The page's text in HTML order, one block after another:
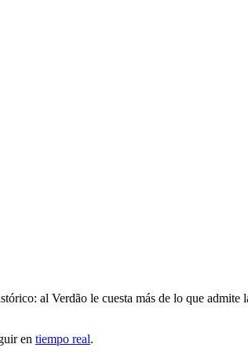
al Verdão le cuesta más de lo que
en tiempo real.